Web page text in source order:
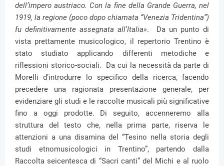
dell’impero austriaco. Con la fine della Grande Guerra, nel
1919, la regione (poco dopo chiamata “Venezia Tridentina”)
fu definitivamente assegnata all’Italia». Da un punto di
vista prettamente musicologico, il repertorio Trentino è
stato studiato applicando differenti metodiche e
riflessioni storico-sociali. Da cui la necessità da parte di
Morelli d’introdurre lo specifico della ricerca, facendo
precedere una ragionata presentazione generale, per
evidenziare gli studi e le raccolte musicali più significative
fino a oggi prodotte. Di seguito, accenneremo alla
struttura del testo che, nella prima parte, riserva le
attenzioni a una disamina del “Tesino nella storia degli
studi etnomusicologici in Trentino”, partendo dalla
Raccolta seicentesca di “Sacri canti” del Michi e al ruolo